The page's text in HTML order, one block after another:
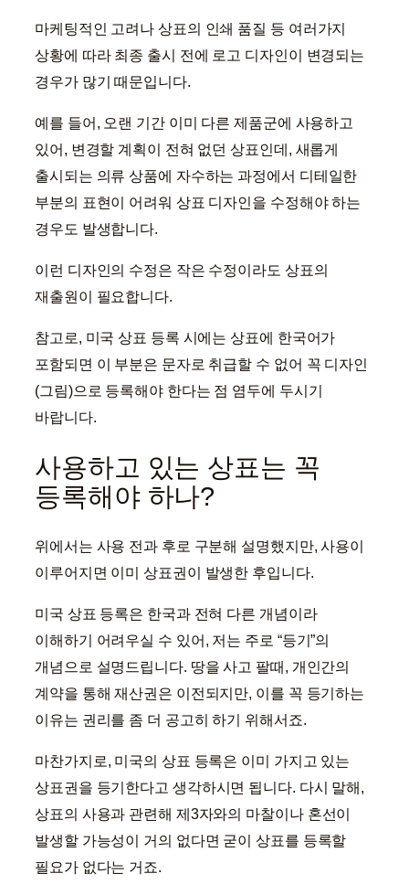
마케팅적인 고려나 상표의 인쇄 품질 등 여러가지
상황에 따라 최종 출시 전에 로고 디자인이 변경되는
경우가 많기 때문입니다.
예를 들어, 오랜 기간 이미 다른 제품군에 사용하고
있어, 변경할 계획이 전혀 없던 상표인데, 새롭게
출시되는 의류 상품에 자수하는 과정에서 디테일한
부분의 표현이 어려워 상표 디자인을 수정해야 하는
경우도 발생합니다.
이런 디자인의 수정은 작은 수정이라도 상표의
재출원이 필요합니다.
참고로, 미국 상표 등록 시에는 상표에 한국어가
포함되면 이 부분은 문자로 취급할 수 없어 꼭 디자인
(그림)으로 등록해야 한다는 점 염두에 두시기
바랍니다.
사용하고 있는 상표는 꼭
등록해야 하나?
위에서는 사용 전과 후로 구분해 설명했지만, 사용이
이루어지면 이미 상표권이 발생한 후입니다.
미국 상표 등록은 한국과 전혀 다른 개념이라
이해하기 어려우실 수 있어, 저는 주로 “등기”의
개념으로 설명드립니다. 땅을 사고 팔때, 개인간의
계약을 통해 재산권은 이전되지만, 이를 꼭 등기하는
이유는 권리를 좀 더 공고히 하기 위해서죠.
마찬가지로, 미국의 상표 등록은 이미 가지고 있는
상표권을 등기한다고 생각하시면 됩니다. 다시 말해,
상표의 사용과 관련해 제3자와의 마찰이나 혼선이
발생할 가능성이 거의 없다면 굳이 상표를 등록할
필요가 없다는 거죠.